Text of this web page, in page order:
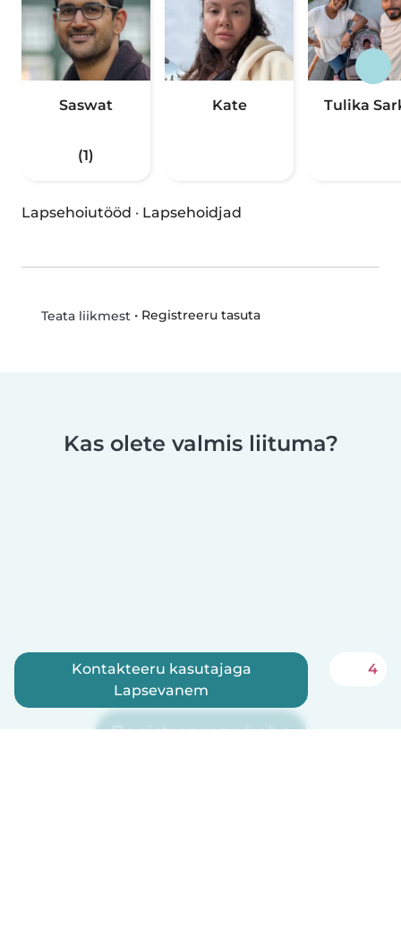
Saswat
(1)
Kate Tulika
Lapsehoiutööd · Lapsehoidjad
Teata liikmest • Registreeru tasuta
Kas olete valmis liituma?
Registreeruge kohe
Kontakteeru kasutajaga
Lapsevanem
4